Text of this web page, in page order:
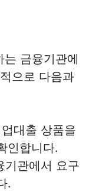
금융기관에
으로 다음과
대출 상품을
인합니다.
기관에서 요구
.